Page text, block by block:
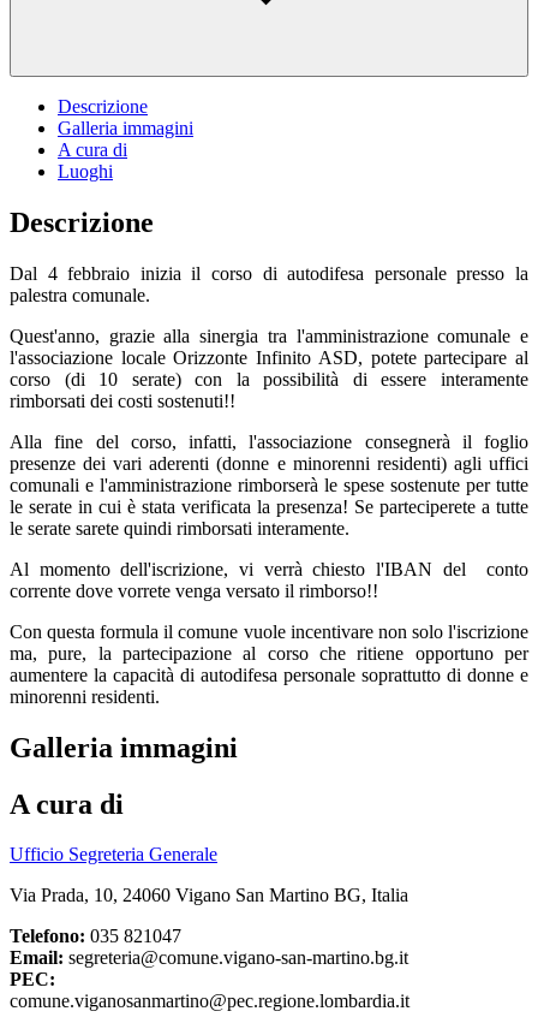
Descrizione
Galleria immagini
A cura di
Luoghi
Descrizione
Dal 4 febbraio inizia il corso di autodifesa personale presso la
palestra comunale.
Quest'anno, grazie alla sinergia tra l'amministrazione comunale e
l'associazione locale Orizzonte Infinito ASD, potete partecipare al
corso (di 10 serate) con la possibilità di essere interamente
rimborsati dei costi sostenuti!!
Alla fine del corso, infatti, l'associazione consegnerà il foglio
presenze dei vari aderenti (donne e minorenni residenti) agli uffici
comunali e l'amministrazione rimborserà le spese sostenute per tutte
le serate in cui è stata verificata la presenza! Se parteciperete a tutte
le serate sarete quindi rimborsati interamente.
Al momento dell'iscrizione, vi verrà chiesto l'IBAN del conto
corrente dove vorrete venga versato il rimborso!!
Con questa formula il comune vuole incentivare non solo l'iscrizione
ma, pure, la partecipazione al corso che ritiene opportuno per
aumentere la capacità di autodifesa personale soprattutto di donne e
minorenni residenti.
Galleria immagini
A cura di
Ufficio Segreteria Generale
Via Prada, 10, 24060 Vigano San Martino BG, Italia
Telefono: 035 821047
Email: segreteria@comune.vigano-san-martino.bg.it
PEC:
comune.viganosanmartino@pec.regione.lombardia.it